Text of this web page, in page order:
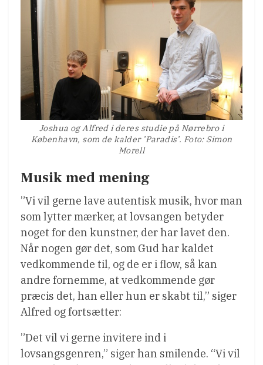
Joshua og Alfred i deres studie på Nørrebro i
København, som de kalder ’Paradis’. Foto: Simon
Morell
Musik med mening
”Vi vil gerne lave autentisk musik, hvor man
som lytter mærker, at lovsangen betyder
noget for den kunstner, der har lavet den.
Når nogen gør det, som Gud har kaldet
vedkommende til, og de er i flow, så kan
andre fornemme, at vedkommende gør
præcis det, han eller hun er skabt til,” siger
Alfred og fortsætter:
”Det vil vi gerne invitere ind i
lovsangsgenren,” siger han smilende. “Vi vil